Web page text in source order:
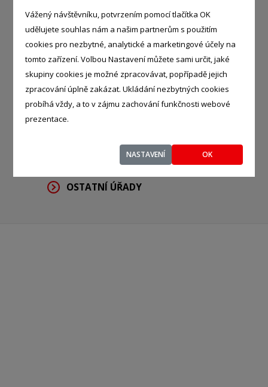
Vážený návštěvníku, potvrzením pomocí tlačítka OK
udělujete souhlas nám a našim partnerům s použitím
cookies pro nezbytné, analytické a marketingové účely na
tomto zařízení. Volbou Nastavení můžete sami určit, jaké
skupiny cookies je možné zpracovávat, popřípadě jejich
zpracování úplně zakázat. Ukládání nezbytných cookies
probíhá vždy, a to v zájmu zachování funkčnosti webové
prezentace.
NASTAVENÍ OK
SOCIALNÍ ÚŘADY
ÚŘADY PRÁCE
STATISTICKÉ ÚŘADY
ŽIVNOSTENSKÉ ÚŘADY
KATASTRÁLNÍ ÚŘADY
OSTATNÍ ÚŘADY